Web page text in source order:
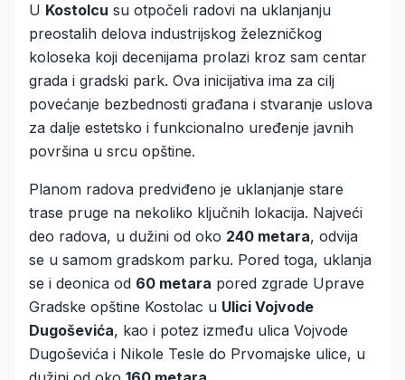
U Kostolcu su otpočeli radovi na uklanjanju
preostalih delova industrijskog železničkog
koloseka koji decenijama prolazi kroz sam centar
grada i gradski park. Ova inicijativa ima za cilj
povećanje bezbednosti građana i stvaranje uslova
za dalje estetsko i funkcionalno uređenje javnih
površina u srcu opštine.
Planom radova predviđeno je uklanjanje stare
trase pruge na nekoliko ključnih lokacija. Najveći
deo radova, u dužini od oko 240 metara, odvija
se u samom gradskom parku. Pored toga, uklanja
se i deonica od 60 metara pored zgrade Uprave
Gradske opštine Kostolac u Ulici Vojvode
Dugoševića, kao i potez između ulica Vojvode
Dugoševića i Nikole Tesle do Prvomajske ulice, u